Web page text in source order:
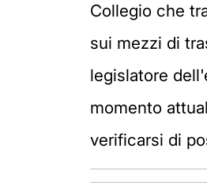
Collegio che
sui mezzi di
legislatore
momento
verificarsi di